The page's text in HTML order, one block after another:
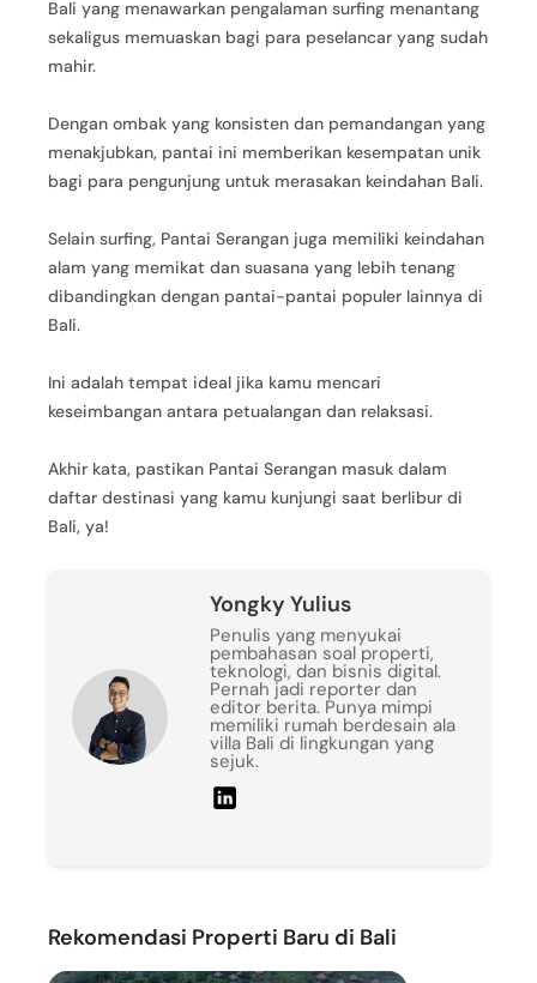
Bali yang menawarkan pengalaman surfing menantang
sekaligus memuaskan bagi para peselancar yang sudah
mahir.
Dengan ombak yang konsisten dan pemandangan yang
menakjubkan, pantai ini memberikan kesempatan unik
bagi para pengunjung untuk merasakan keindahan Bali.
Selain surfing, Pantai Serangan juga memiliki keindahan
alam yang memikat dan suasana yang lebih tenang
dibandingkan dengan pantai-pantai populer lainnya di
Bali.
Ini adalah tempat ideal jika kamu mencari
keseimbangan antara petualangan dan relaksasi.
Akhir kata, pastikan Pantai Serangan masuk dalam
daftar destinasi yang kamu kunjungi saat berlibur di
Bali, ya!
Yongky Yulius
Penulis yang menyukai
pembahasan soal properti,
teknologi, dan bisnis digital.
Pernah jadi reporter dan
editor berita. Punya mimpi
memiliki rumah berdesain ala
villa Bali di lingkungan yang
sejuk.
Rekomendasi Properti Baru di Bali